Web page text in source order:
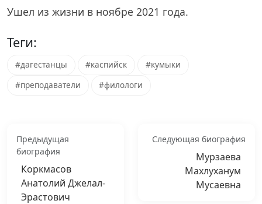
Ушел из жизни в ноябре 2021 года.
Теги:
#дагестанцы #каспийск
#кумыки
#преподаватели
#филологи
Предыдущая
биография
Коркмасов
Анатолий Джелал-
Эрастович
Следующая биография
Мурзаева
Махлуханум
Мусаевна